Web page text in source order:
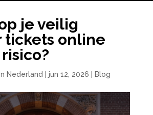
je veilig
tickets online
Nederland jun 12, 2026 Blog